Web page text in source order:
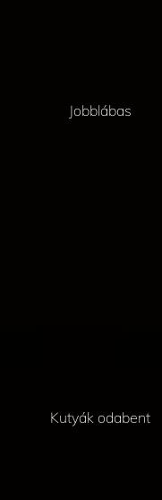
Jobblábas
Kutyák odabent